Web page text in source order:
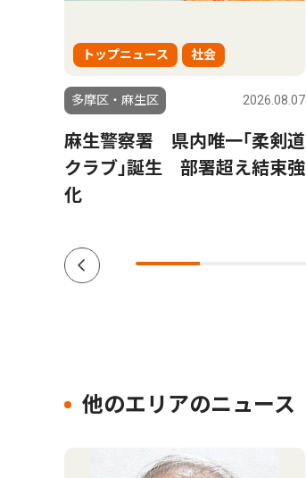
トップニュース 社会
多摩区・麻生区 2026.08.07
麻生警察署 県内唯一｢柔剣道
クラブ｣誕生 部署超え結束強
化
他のエリアのニュース